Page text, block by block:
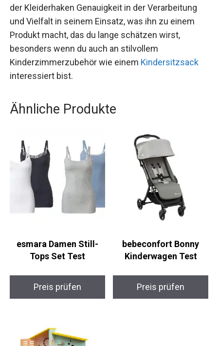
der Kleiderhaken Genauigkeit in der Verarbeitung
und Vielfalt in seinem Einsatz, was ihn zu einem
Produkt macht, das du lange schätzen wirst,
besonders wenn du auch an stilvollem
Kinderzimmerzubehör wie einem Kindersitzsack
interessiert bist.
Ähnliche Produkte
esmara Damen Still-
Tops Set Test
Preis prüfen
bebeconfort Bonny
Kinderwagen Test
Preis prüfen